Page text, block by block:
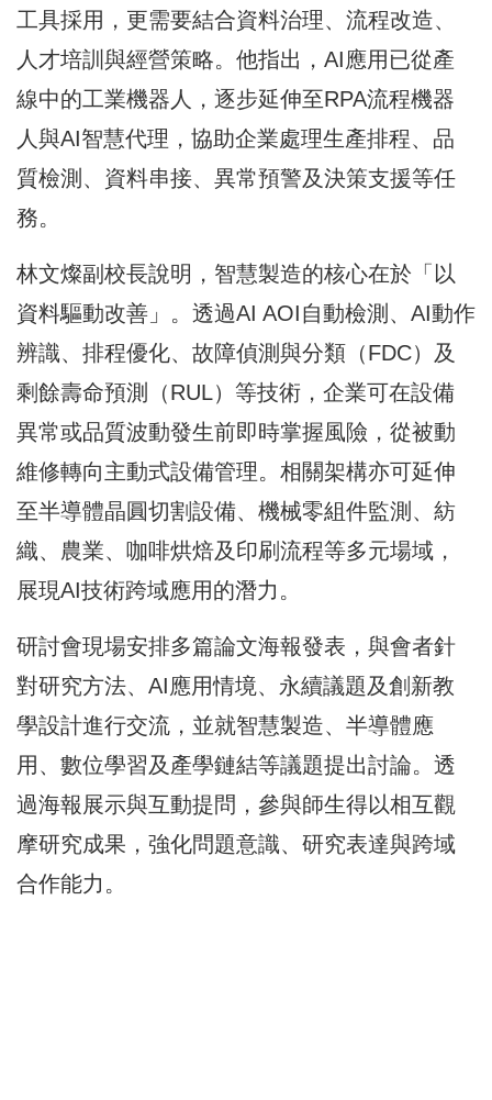
工具採用，更需要結合資料治理、流程改造、
人才培訓與經營策略。他指出，AI應用已從產
線中的工業機器人，逐步延伸至RPA流程機器
人與AI智慧代理，協助企業處理生產排程、品
質檢測、資料串接、異常預警及決策支援等任
務。
林文燦副校長說明，智慧製造的核心在於「以
資料驅動改善」。透過AI AOI自動檢測、AI動作
辨識、排程優化、故障偵測與分類（FDC）及
剩餘壽命預測（RUL）等技術，企業可在設備
異常或品質波動發生前即時掌握風險，從被動
維修轉向主動式設備管理。相關架構亦可延伸
至半導體晶圓切割設備、機械零組件監測、紡
織、農業、咖啡烘焙及印刷流程等多元場域，
展現AI技術跨域應用的潛力。
研討會現場安排多篇論文海報發表，與會者針
對研究方法、AI應用情境、永續議題及創新教
學設計進行交流，並就智慧製造、半導體應
用、數位學習及產學鏈結等議題提出討論。透
過海報展示與互動提問，參與師生得以相互觀
摩研究成果，強化問題意識、研究表達與跨域
合作能力。